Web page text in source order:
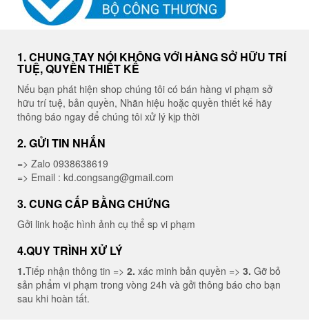
1. CHUNG TAY NÓI KHÔNG VỚI HÀNG SỞ HỮU TRÍ
TUỆ, QUYỀN THIẾT KẾ
Nếu bạn phát hiện shop chúng tôi có bán hàng vi phạm sở
hữu trí tuệ, bản quyền, Nhãn hiệu hoặc quyền thiết kế hãy
thông báo ngay để chúng tôi xử lý kịp thời
2. GỬI TIN NHẮN
=> Zalo 0938638619
=> Email : kd.congsang@gmail.com
3. CUNG CẤP BẰNG CHỨNG
Gởi link hoặc hình ảnh cụ thể sp vi phạm
4.QUY TRÌNH XỬ LÝ
1.Tiếp nhận thông tin => 2. xác minh bản quyền => 3. Gỡ bỏ
sản phẩm vi phạm trong vòng 24h và gởi thông báo cho bạn
sau khi hoàn tất.